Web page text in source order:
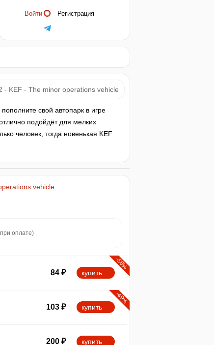
Войти Регистрация
- KEF - The minor operations vehicle
свой автопарк в игре
подойдёт для мелких
человек, тогда новенькая KEF
vehicle
оплате)
-58%
84 ₽ купить
-49%
103 ₽ купить
200 ₽ купить